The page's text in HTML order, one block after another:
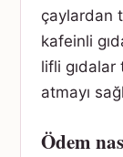
çaylardan
kafeinli
lifli
atmayı
Ödem